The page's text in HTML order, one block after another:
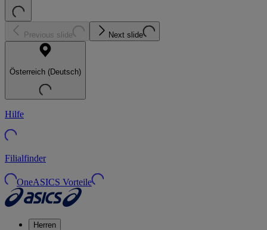
Previous slide Next slide
Österreich (Deutsch)
Hilfe
Filialfinder
OneASICS Vorteile
Herren